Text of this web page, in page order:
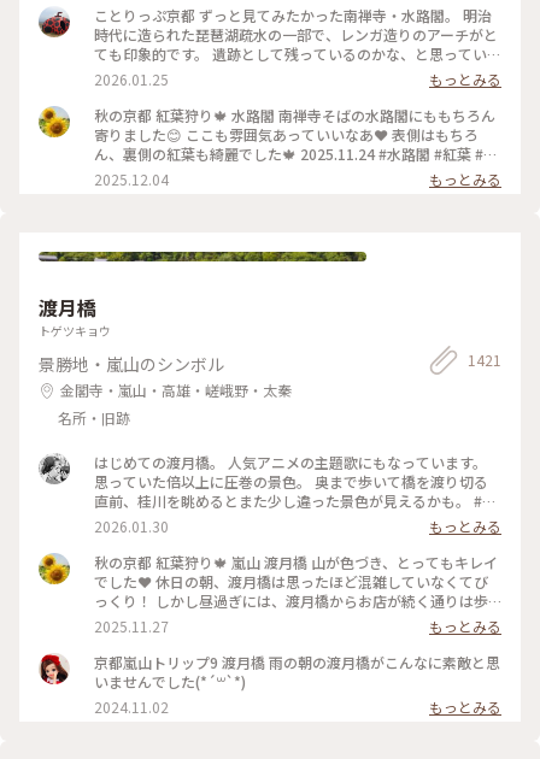
ります✨ 最後の写真は、上から見た写真です😊 帰りは水路横
の道を散策しながら 駅に向かいました👣 #南禅寺水路閣 #京都
#開運旅 #水路閣 #南禅寺
ことりっぷ京都 ずっと見てみたかった南禅寺・水路閣。 明治
時代に造られた琵琶湖疏水の一部で、レンガ造りのアーチがと
ても印象的です。 遺跡として残っているのかな、と思っていた
のですが水路橋に上がることが出来て、琵琶湖の水が京都に流
れていく水路のすぐ横を歩くことも出来ます。けっこう感動で
した。 #開運旅#京都#南禅寺#水路閣#琵琶湖疏水
2026.01.25
もっとみる
秋の京都 紅葉狩り🍁 水路閣 南禅寺そばの水路閣にももちろん
寄りました😊 ここも雰囲気あっていいなあ❤️ 表側はもちろ
ん、裏側の紅葉も綺麗でした🍁 2025.11.24 #水路閣 #紅葉 #紅
葉狩り #京都 #ことりっぷ #秋の装い
2025.12.04 もっとみる
渡月橋
トゲツキョウ
景勝地・嵐山のシンボル
金閣寺・嵐山・高雄・嵯峨野・太秦
名所・旧跡
1421
はじめての渡月橋。 人気アニメの主題歌にもなっています。
思っていた倍以上に圧巻の景色。 奥まで歩いて橋を渡り切る
直前、桂川を眺めるとまた少し違った景色が見えるかも。 #渡
月橋 #嵐山 #京都旅行 #嵐電 #京都観光
2026.01.30
もっとみる
秋の京都 紅葉狩り🍁 嵐山 渡月橋 山が色づき、とってもキレイ
でした❤️ 休日の朝、渡月橋は思ったほど混雑していなくてび
っくり！ しかし昼過ぎには、渡月橋からお店が続く通りは歩
行者天国になり多くの人でごったがえし、ボート乗り場では長
蛇の列で60分待ちになってました😳 2025.11.23 #渡月橋 #紅
葉 #嵐山 #京都 #ことりっぷ #秋の装い
2025.11.27
もっとみる
京都嵐山トリップ9 渡月橋 雨の朝の渡月橋がこんなに素敵と思
いませんでした(*´꒳`*)
2024.11.02
もっとみる